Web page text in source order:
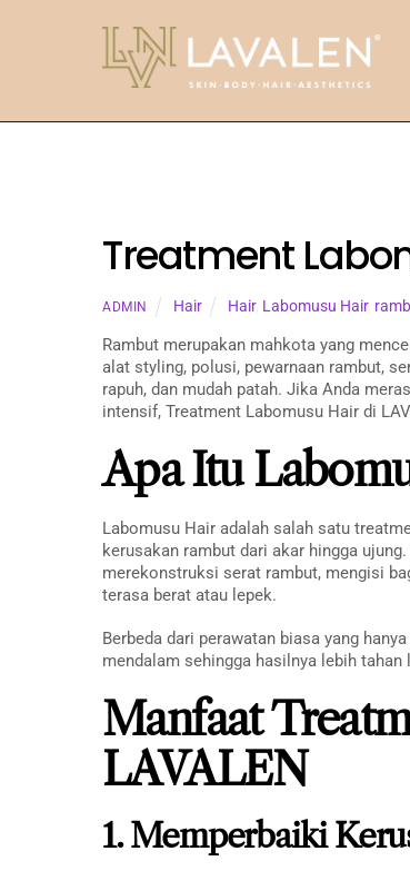
Treatment
ADMIN Hair Hair, Labomusu Hair,
Rambut merupakan mahkota yang
alat styling, polusi, pewarnaan rambut,
rapuh, dan mudah patah. Jika Anda
intensif, Treatment Labomusu Hair di
Apa Itu
Labomusu Hair adalah salah satu
kerusakan rambut dari akar hingga
merekonstruksi serat rambut, mengisi
terasa berat atau lepek.
Berbeda dari perawatan biasa yang
mendalam sehingga hasilnya lebih
Manfaat
LAVALEN
1. Memperbaiki